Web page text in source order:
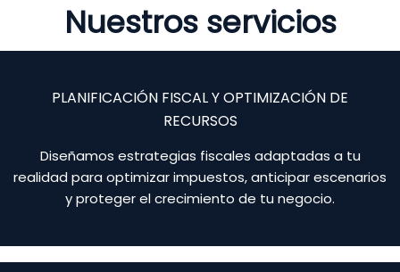
Nuestros servicios
PLANIFICACIÓN FISCAL Y OPTIMIZACIÓN DE
RECURSOS
Diseñamos estrategias fiscales adaptadas a tu
realidad para optimizar impuestos, anticipar escenarios
y proteger el crecimiento de tu negocio.